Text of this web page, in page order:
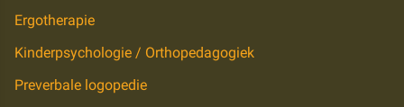
Ergotherapie
Kinderpsychologie / Orthopedagogiek
Preverbale logopedie